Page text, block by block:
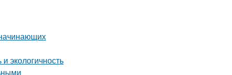
экологичность